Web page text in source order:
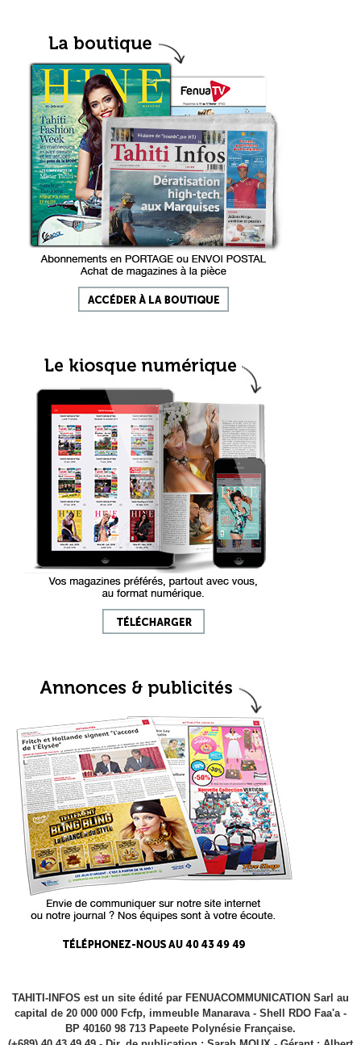
TAHITI-INFOS est un site édité par FENUACOMMUNICATION Sarl au
capital de 20 000 000 Fcfp, immeuble Manarava - Shell RDO Faa'a -
BP 40160 98 713 Papeete Polynésie Française.